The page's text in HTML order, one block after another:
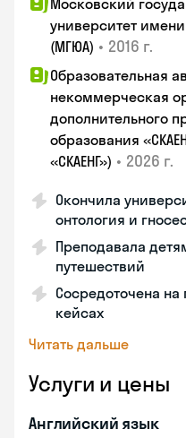
Московский
университет имени
(МГЮА) • 2016 г.
Образовательная
некоммерческая
дополнительного
образования
«СКАЕНГ») • 2026 г.
Окончила
онтология и
Преподавала
путешествий
Сосредоточена
кейсах
Читать дальше
Услуги и цены
Английский язык